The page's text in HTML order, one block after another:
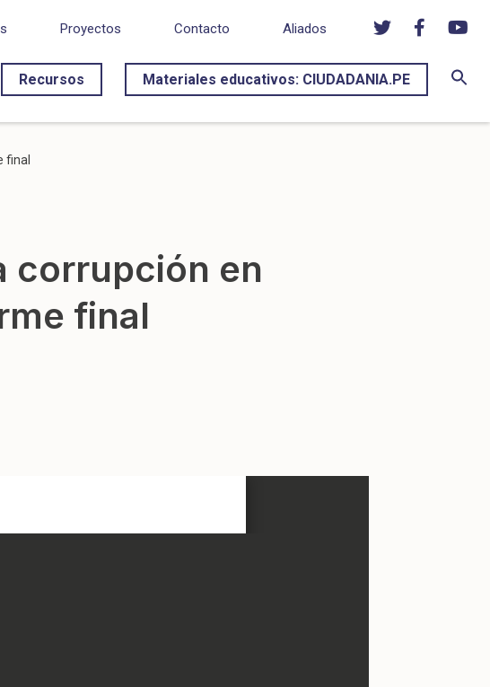
Proyectos Contacto Aliados
Recursos Materiales educativos: CIUDADANIA.PE
final
corrupción en
final